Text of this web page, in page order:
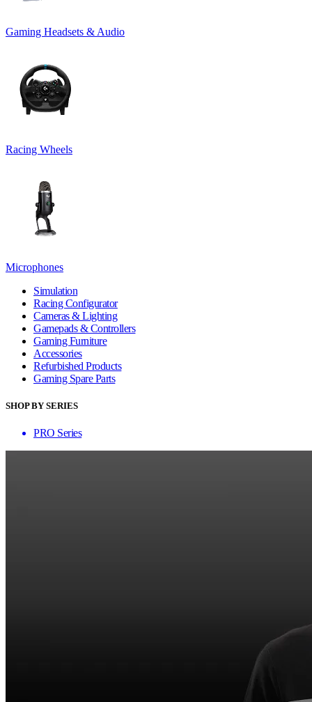
Gaming Headsets & Audio
Racing Wheels
Microphones
Simulation
Racing Configurator
Cameras & Lighting
Gamepads & Controllers
Gaming Furniture
Accessories
Refurbished Products
Gaming Spare Parts
SHOP BY SERIES
PRO Series